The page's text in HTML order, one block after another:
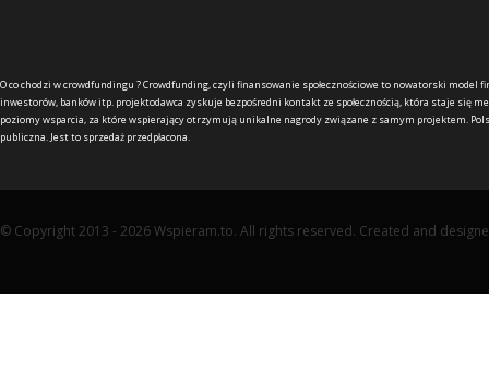
O co chodzi w crowdfundingu ?Crowdfunding, czyli finansowanie społecznościowe to nowatorski model
inwestorów, banków itp. projektodawca zyskuje bezpośredni kontakt ze społecznością, która staje się
poziomy wsparcia, za które wspierający otrzymują unikalne nagrody związane z samym projektem.
publiczna. Jest to sprzedaż przedpłacona.
© Copyright 2013 - 2026 Wspieram.to. All rights reserved. Created and